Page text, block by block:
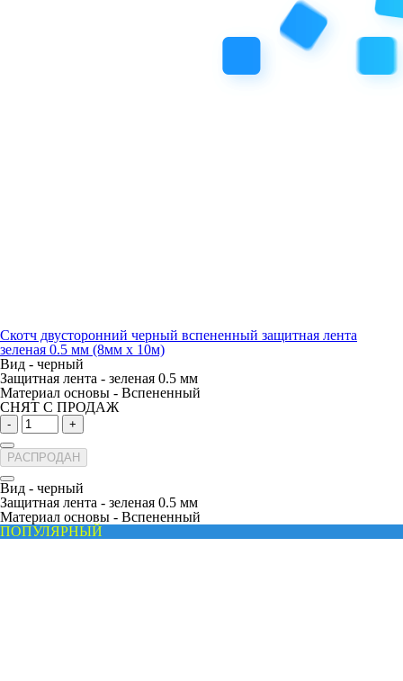
Скотч двусторонний черный вспененный защитная лента
зеленая 0.5 мм (8мм х 10м)
Вид - черный
Защитная лента - зеленая 0.5 мм
Материал основы - Вспененный
СНЯТ С ПРОДАЖ
- +
РАСПРОДАН
Вид - черный
Защитная лента - зеленая 0.5 мм
Материал основы - Вспененный
ПОПУЛЯРНЫЙ